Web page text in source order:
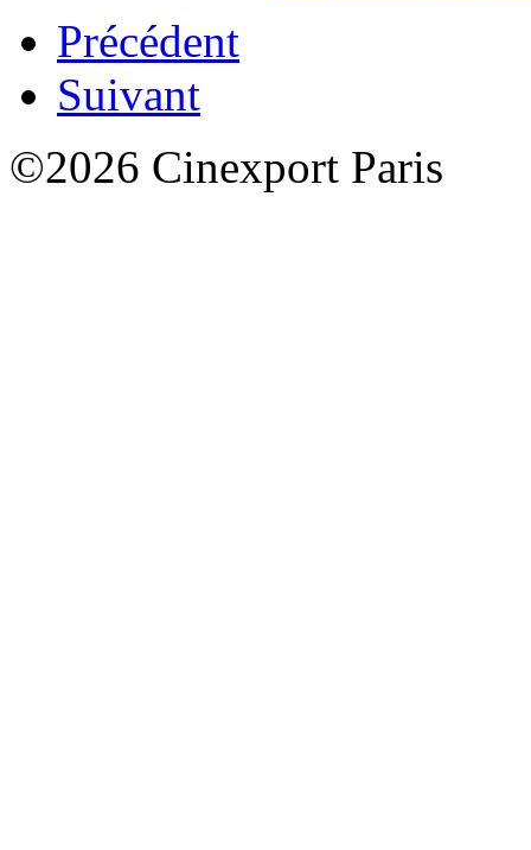
Précédent
Suivant
©2026 Cinexport Paris